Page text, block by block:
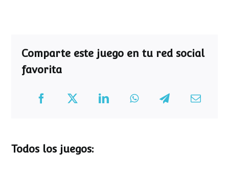
Comparte este juego en tu red social
favorita
Todos los juegos: